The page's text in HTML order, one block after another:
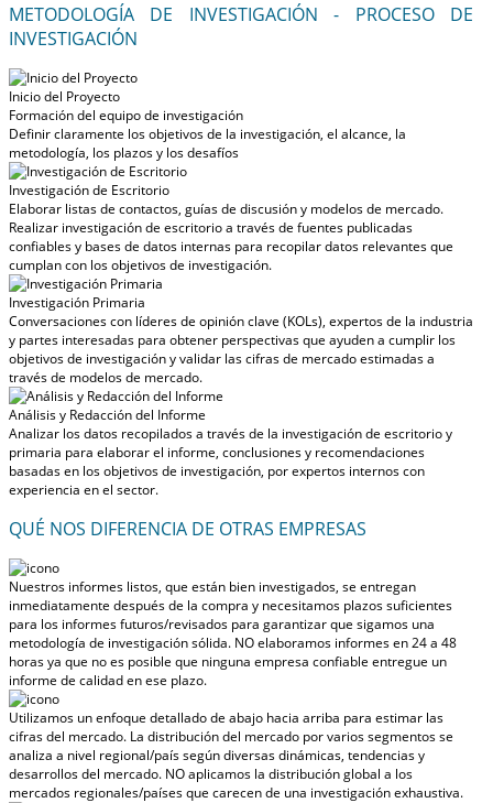
METODOLOGÍA DE INVESTIGACIÓN - PROCESO DE
INVESTIGACIÓN
Inicio del Proyecto
Formación del equipo de investigación
Definir claramente los objetivos de la investigación, el alcance, la
metodología, los plazos y los desafíos
Investigación de Escritorio
Elaborar listas de contactos, guías de discusión y modelos de mercado.
Realizar investigación de escritorio a través de fuentes publicadas
confiables y bases de datos internas para recopilar datos relevantes que
cumplan con los objetivos de investigación.
Investigación Primaria
Conversaciones con líderes de opinión clave (KOLs), expertos de la industria
y partes interesadas para obtener perspectivas que ayuden a cumplir los
objetivos de investigación y validar las cifras de mercado estimadas a
través de modelos de mercado.
Análisis y Redacción del Informe
Analizar los datos recopilados a través de la investigación de escritorio y
primaria para elaborar el informe, conclusiones y recomendaciones
basadas en los objetivos de investigación, por expertos internos con
experiencia en el sector.
QUÉ NOS DIFERENCIA DE OTRAS EMPRESAS
Nuestros informes listos, que están bien investigados, se entregan
inmediatamente después de la compra y necesitamos plazos suficientes
para los informes futuros/revisados para garantizar que sigamos una
metodología de investigación sólida. NO elaboramos informes en 24 a 48
horasya que no es posible que ninguna empresa confiable entregue un
informe de calidad en ese plazo.
Utilizamos un enfoque detallado de abajo hacia arriba para estimar las
cifras del mercado. La distribución del mercado por varios segmentos se
analiza a nivel regional/país según diversas dinámicas, tendencias y
desarrollos del mercado. NO aplicamos la distribución global a los
mercados regionales/paísesque carecen de una investigación exhaustiva.